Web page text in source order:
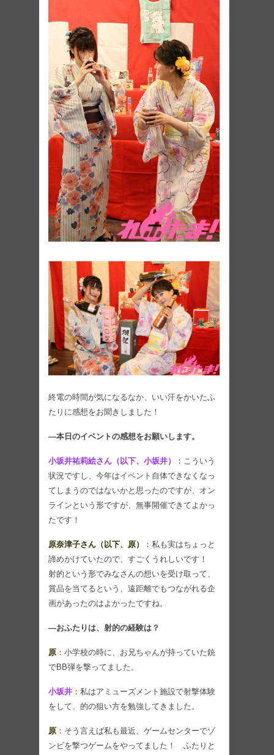
終電の時間が気になるなか、いい汗をかいたふ
たりに感想をお聞きしました！
―本日のイベントの感想をお願いします。
小坂井祐莉絵さん（以下、小坂井）
：こういう
状況ですし、今年はイベント自体できなくなっ
てしまうのではないかと思ったのですが、オン
ラインという形ですが、無事開催できてよかっ
たです！
原奈津子さん（以下、原）
：私も実はちょっと
諦めかけていたので、すごくうれしいです！
射的という形でみなさんの想いを受け取って、
賞品を当てるという、遠距離でもつながれる企
画があったのはよかったですね。
―おふたりは、射的の経験は？
原 ：小学校の時に、お兄ちゃんが持っていた銃
でBB弾を撃ってました。
小坂井 ：私はアミューズメント施設で射撃体験
をして、的の狙い方を勉強してきました。
原 ：そう言えば私も最近、ゲームセンターでゾ
ンビを撃つゲームをやってました！ ふたりと